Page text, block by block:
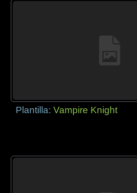
Plantilla:Vampire Knight